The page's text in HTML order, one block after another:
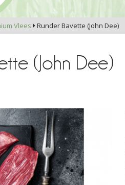
Vlees  Runder Bavette (John Dee)
(John Dee)